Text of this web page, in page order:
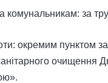
комунальникам: за
окремим пунктом
очищення